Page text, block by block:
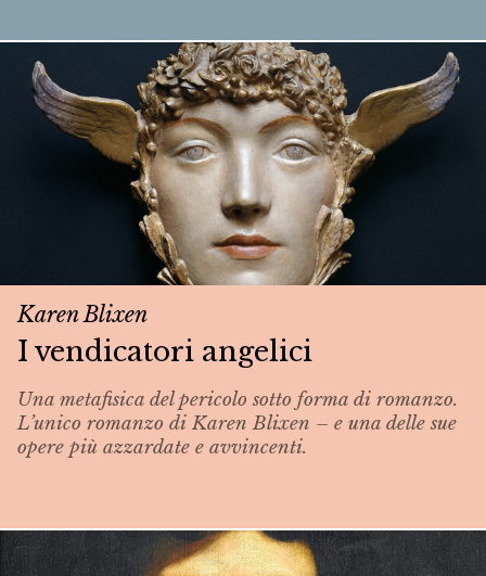
Karen Blixen
I vendicatori angelici
Una metafisica del pericolo sotto forma di romanzo.
L’unico romanzo di Karen Blixen – e una delle sue
opere più azzardate e avvincenti.